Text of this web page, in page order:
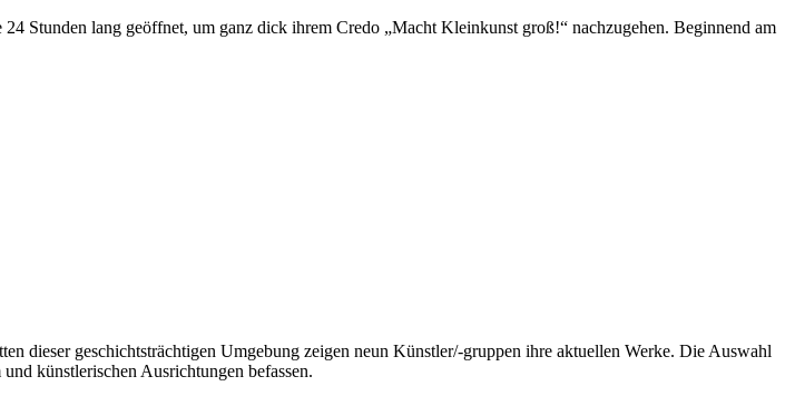
Stunden lang geöffnet, um ganz dick ihrem Credo „Macht Kleinkunst groß!“ nachzugehen. Beginnend am
dieser geschichtsträchtigen Umgebung zeigen neun Künstler/-gruppen ihre aktuellen Werke. Die Auswahl
künstlerischen Ausrichtungen befassen.